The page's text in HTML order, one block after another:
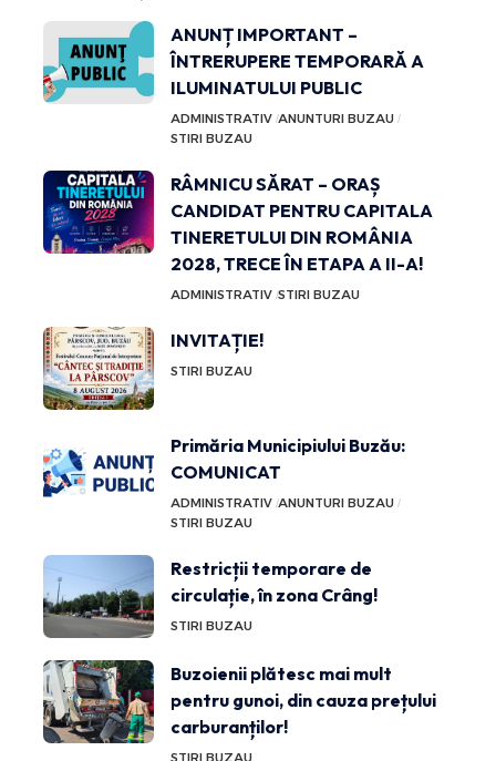
ANUNȚ IMPORTANT –
ÎNTRERUPERE TEMPORARĂ A
ILUMINATULUI PUBLIC
ADMINISTRATIV ANUNTURI BUZAU
STIRI BUZAU
RÂMNICU SĂRAT – ORAȘ
CANDIDAT PENTRU CAPITALA
TINERETULUI DIN ROMÂNIA
2028, TRECE ÎN ETAPA A II-A!
ADMINISTRATIV STIRI BUZAU
INVITAȚIE!
STIRI BUZAU
Primăria Municipiului Buzău:
COMUNICAT
ADMINISTRATIV ANUNTURI BUZAU
STIRI BUZAU
Restricții temporare de
circulație, în zona Crâng!
STIRI BUZAU
Buzoienii plătesc mai mult
pentru gunoi, din cauza prețului
carburanților!